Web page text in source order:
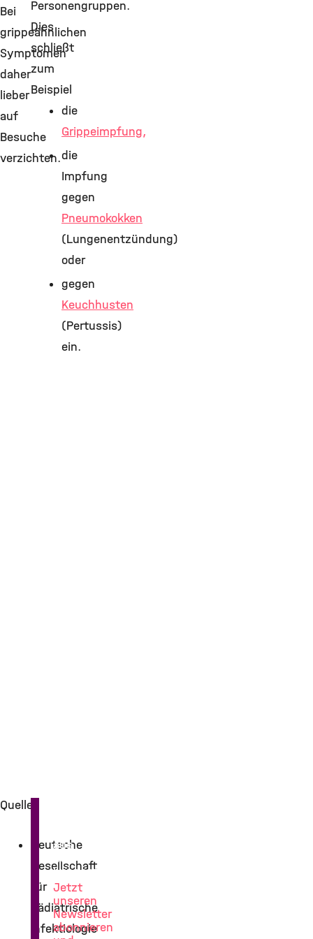
Bei
grippeähnlichen
Symptomen
daher
lieber
auf
Besuche
verzichten.
Personengruppen.
Dies
schließt
zum
Beispiel
die
Grippeimpfung,
die
Impfung
gegen
Pneumokokken
(Lungenentzündung)
oder
gegen
Keuchhusten
(Pertussis)
ein.
Quellen
Deutsche
Gesellschaft
für
Pädiatrische
Infektiologie
aus
der
Lungenforschung
Jetzt
unseren
Newsletter
abonnieren